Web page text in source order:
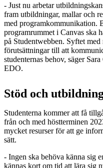
- Just nu arbetar
fram utbildningar, mallar och
med programkommunikation.
programrummet i Canvas ska
på Studentwebben. Syftet
förutsättningar till att
studenternas behov, säger
EDO.
Stöd och
Studenterna kommer att få
från och med höstterminen
mycket resurser för att ge
sätt.
- Ingen ska behöva känna sig
kännas kort om tid att lära sig